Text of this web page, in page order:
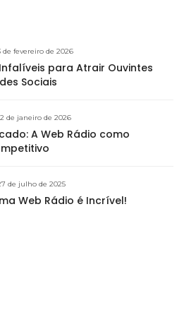
de fevereiro de 2026
para Atrair Ouvintes
Sociais
de janeiro de 2026
A Web Rádio como
de julho de 2025
Web Rádio é Incrível!